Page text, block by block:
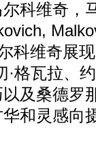
科维奇，
科维奇展
格瓦拉、
及桑德罗
和灵感向